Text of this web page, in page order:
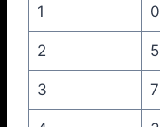
1 0
2 5
3 7